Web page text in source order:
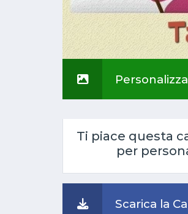
Ti piace questa
per
Scarica la